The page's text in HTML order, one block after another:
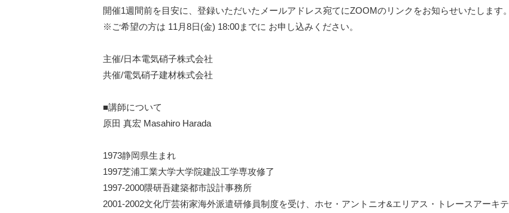
開催1週間前を目安に、登録いただいたメールアドレス宛てにZOOMのリンクをお知らせいたします。
※ご希望の方は 11月8日(金) 18:00までに お申し込みください。
主催/日本電気硝子株式会社
共催/電気硝子建材株式会社
■講師について
原⽥ 真宏 Masahiro Harada
1973静岡県⽣まれ
1997芝浦⼯業⼤学⼤学院建設⼯学専攻修了
1997-2000隈研吾建築都市設計事務所
2001-2002⽂化庁芸術家海外派遣研修員制度を受け、ホセ・アントニオ&エリアス・トレースアーキテ